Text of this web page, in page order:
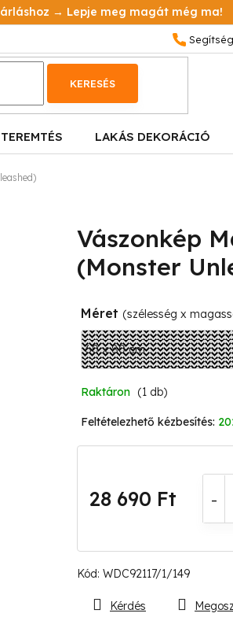
→ Lepje meg magát még ma!
KERESÉS
TEREMTÉS LAKÁS DEKORÁCIÓ
Vászonkép
(Monster
Kód: WDC92117/1/149
Méret (szélesség x
Raktáron (1 db)
28 690 Ft
Kérdés